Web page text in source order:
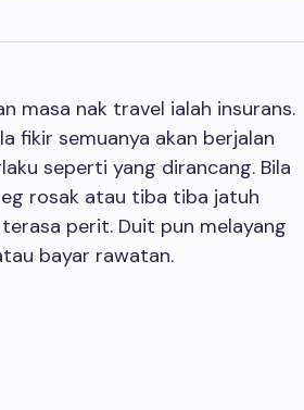
masa nak travel ialah insurans.
fikir semuanya akan berjalan
seperti yang dirancang. Bila
rosak atau tiba tiba jatuh
perit. Duit pun melayang
bayar rawatan.